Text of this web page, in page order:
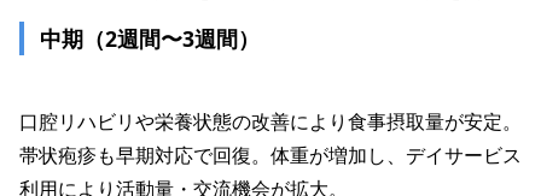
中期（2週間〜3週間）
口腔リハビリや栄養状態の改善により食事摂取量が安定。
帯状疱疹も早期対応で回復。体重が増加し、デイサービス